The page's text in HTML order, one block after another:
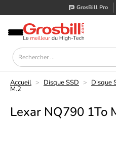
GrosBill Pro
Accueil > Disque SSD > Disque
M.2
Lexar NQ790 1To